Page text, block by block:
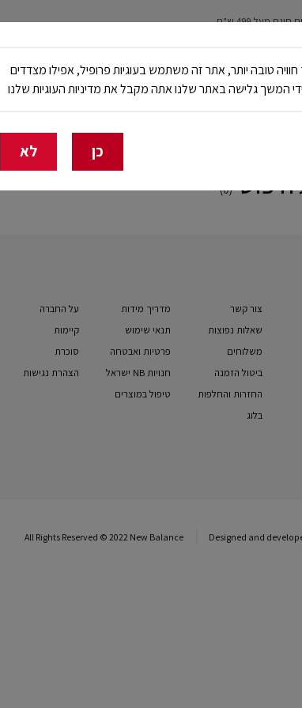
מעל 499 ש"ח
ילדים ריצה עבודה ובטיחות NB Club
(0)
צור קשר
שאלות נפוצות
משלוחים
ביטול הזמנה
החזרות והחלפות
בלוג
מדריך מידות
תנאי שימוש
פרטיות ואבטחה
חנויות NB ישראל
טיפול במוצרים
על החברה
קיימות
סוכרת
הצהרת נגישות
All Rights Reserved © 2022 New Balance Designed and
טובה יותר, אתר זה משתמש בעוגיות פרופיל, אפילו מצדדים
המשך גלישה באתר שלנו אתה מקבל את מדיניות העוגיות שלנו
כן לא